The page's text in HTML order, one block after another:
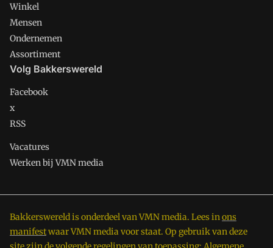
Winkel
Mensen
Ondernemen
Assortiment
Volg Bakkerswereld
Facebook
x
RSS
Vacatures
Werken bij VMN media
Bakkerswereld is onderdeel van VMN media. Lees inons
manifestwaar VMN media voor staat. Op gebruik van deze